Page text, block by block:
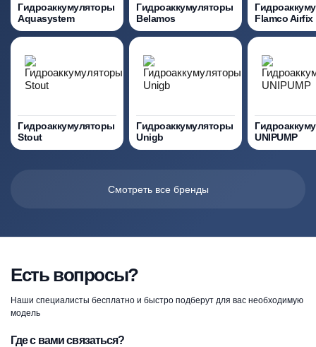
Гидроаккумуляторы
Aquasystem
Гидроаккумуляторы
Belamos
Flamco Airfix
Гидроаккумуляторы
Stout
Гидроаккумуляторы
Unigb
UNIPUMP
Смотреть все бренды
Есть вопросы?
Наши специалисты бесплатно и быстро подберут для вас необходимую
модель
Где с вами связаться?